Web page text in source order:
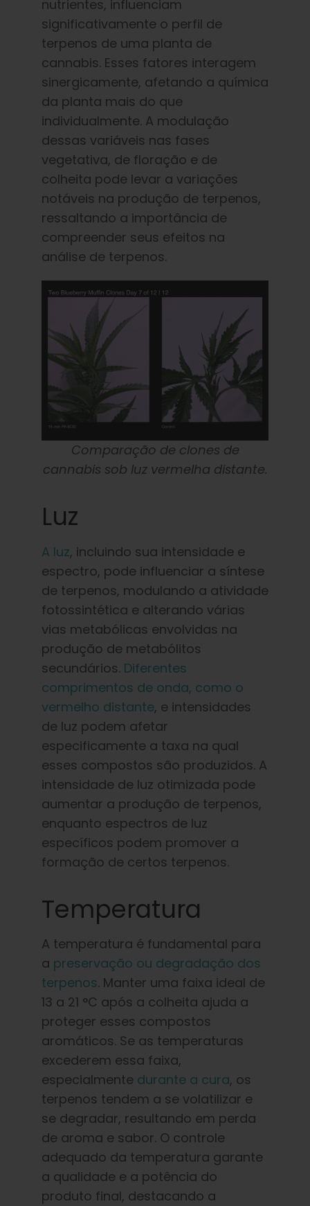
nutrientes, influenciam
significativamente o perfil de
terpenos de uma planta de
cannabis. Esses fatores interagem
sinergicamente, afetando a química
da planta mais do que
individualmente. A modulação
dessas variáveis nas fases
vegetativa, de floração e de
colheita pode levar a variações
notáveis na produção de terpenos,
ressaltando a importância de
compreender seus efeitos na
análise de terpenos.
Comparação de clones de
cannabis sob luz vermelha distante.
Luz
A luz, incluindo sua intensidade e
espectro, pode influenciar a síntese
de terpenos, modulando a atividade
fotossintética e alterando várias
vias metabólicas envolvidas na
produção de metabólitos
secundários. Diferentes
comprimentos de onda, como o
vermelho distante, e intensidades
de luz podem afetar
especificamente a taxa na qual
esses compostos são produzidos. A
intensidade de luz otimizada pode
aumentar a produção de terpenos,
enquanto espectros de luz
específicos podem promover a
formação de certos terpenos.
Temperatura
A temperatura é fundamental para
a preservação ou degradação dos
terpenos. Manter uma faixa ideal de
13 a 21 °C após a colheita ajuda a
proteger esses compostos
aromáticos. Se as temperaturas
excederem essa faixa,
especialmente durante a cura, os
terpenos tendem a se volatilizar e
se degradar, resultando em perda
de aroma e sabor. O controle
adequado da temperatura garante
a qualidade e a potência do
produto final, destacando a